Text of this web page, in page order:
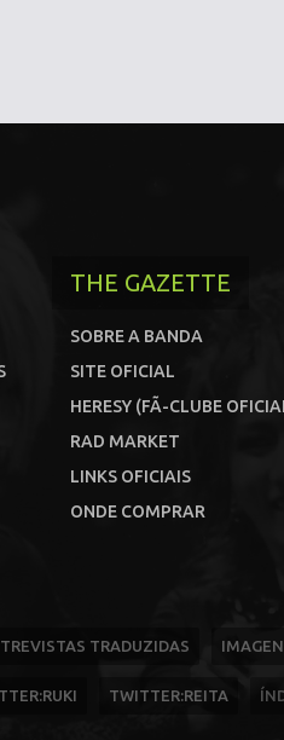
THE GAZETTE
SOBRE A BANDA
SITE OFICIAL
HERESY (FÃ-CLUBE
RAD MARKET
LINKS OFICIAIS
ONDE COMPRAR
TRADUZIDAS
TWITTER:REITA